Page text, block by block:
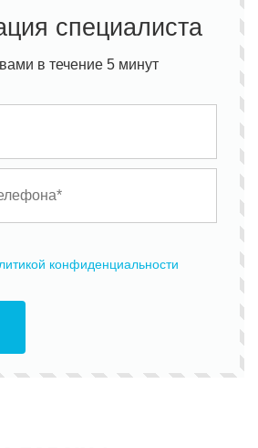
специалиста
в течение 5 минут
конфиденциальности